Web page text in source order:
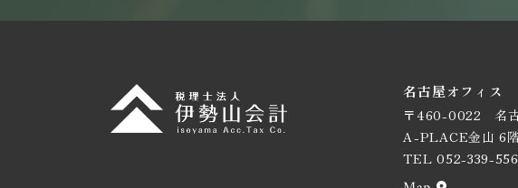
名古屋オフィス
〒460-0022名
A-PLACE金山 6階
TEL 052-339-